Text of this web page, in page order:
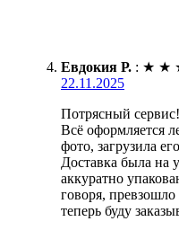
Евдокия Р. : ★ ★
22.11.2025
Потрясный сервис!
Всё оформляется
фото, загрузила
Доставка была на
аккуратно
говоря,
теперь буду